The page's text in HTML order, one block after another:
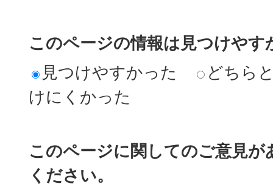
このページの情報は見つけやす
見つけやすかった
どちら
けにくかった
このページに関してのご意見
ください。